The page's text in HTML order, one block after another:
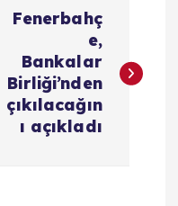
Fenerbahç
e,
Bankalar
Birliği’nden
çıkılacağın
ı açıkladı